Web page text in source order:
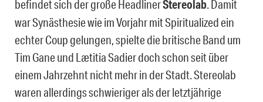
befindet sich der große HeadlinerStereolab. Damit
war Synästhesie wie im Vorjahr mit Spiritualized ein
echter Coup gelungen, spielte die britische Band um
Tim Gane und Lætitia Sadier doch schon seit über
einem Jahrzehnt nicht mehr in der Stadt. Stereolab
waren allerdings schwieriger als der letztjährige